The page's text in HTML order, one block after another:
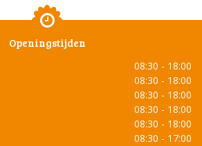
Openingstijden
08:30 - 18:00
08:30 - 18:00
08:30 - 18:00
08:30 - 18:00
08:30 - 18:00
08:30 - 17:00